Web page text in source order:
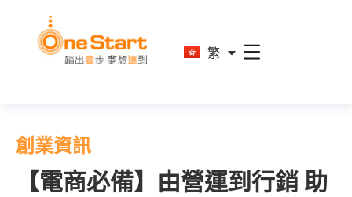
繁
简
創業資訊
【電商必備】由營運到行銷 助